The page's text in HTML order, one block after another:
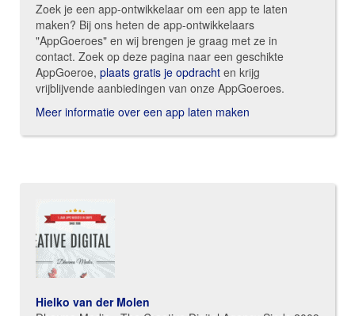
Zoek je een app-ontwikkelaar om een app te laten
maken? Bij ons heten de app-ontwikkelaars
"AppGoeroes" en wij brengen je graag met ze in
contact. Zoek op deze pagina naar een geschikte
AppGoeroe, plaats gratis je opdracht en krijg
vrijblijvende aanbiedingen van onze AppGoeroes.
Meer informatie over een app laten maken
Hielko van der Molen